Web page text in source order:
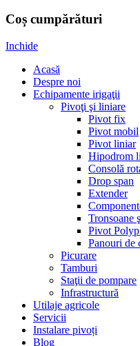
Coș cumpărături
Inchide
Acasă
Despre noi
Echipamente irigaţii
Pivoţi şi liniare
Pivot fix
Pivot mobil
Pivot liniar
Hipodrom
Consolă
Drop span
Extender
Tronsoane
Pivot
Panouri de
Picurare
Tamburi
Staţii de pompare
Infrastructură
Utilaje agricole
Servicii
Instalare pivoți
Blog